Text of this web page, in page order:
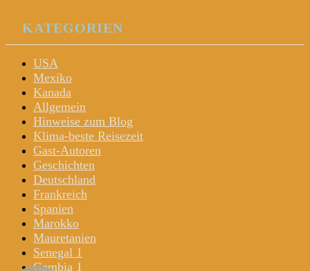
KATEGORIEN
USA
Mexiko
Kanada
Allgemein
Hinweise zum Blog
Klima-beste Reisezeit
Gast-Autoren
Geschichten
Deutschland
Frankreich
Spanien
Marokko
Mauretanien
Senegal 1
Gambia 1